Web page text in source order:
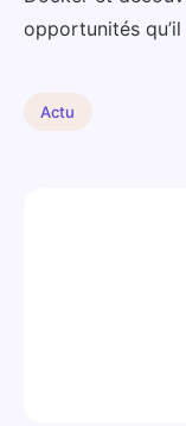
opportunités
Actu